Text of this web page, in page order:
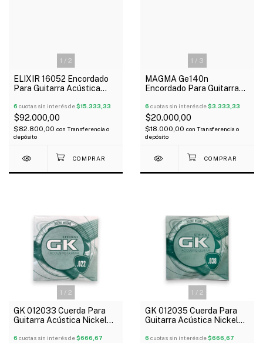
1 / 2
ELIXIR 16052 Encordado
Para Guitarra Acústica
Nanoweb
6 cuotas sin interés de$15.333,33
$92.000,00
$82.800,00 con Transferencia o
depósito
1 / 3
MAGMA Ge140n
Encordado Para Guitarra
6 cuotas sin interés de$3.333,33
$20.000,00
$18.000,00 con Transferencia o
depósito
1 / 2
GK 012033 Cuerda Para
Guitarra Acústica Nickel
6 cuotas sin interés de$666,67
1 / 2
GK 012035 Cuerda Para
Guitarra Acústica Nickel
6 cuotas sin interés de$666,67